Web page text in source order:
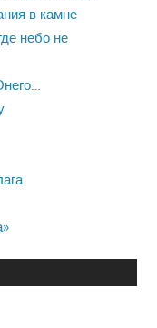
в камне
небо не